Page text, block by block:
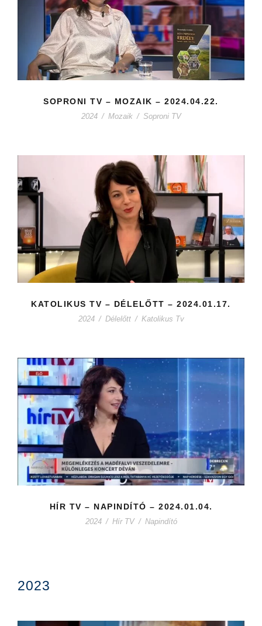
SOPRONI TV – MOZAIK – 2024.04.22.
2024 / Mozaik / Soproni TV
KATOLIKUS TV – DÉLELŐTT – 2024.01.17.
2024 / Délelőtt / Katolikus Tv
HÍR TV – NAPINDÍTÓ – 2024.01.04.
2024 / Hír TV / Napindító
2023